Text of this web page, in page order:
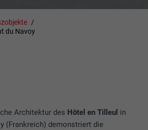
du Navoy
Architektur des Hôtel en Tilleul in
(Frankreich) demonstriert die